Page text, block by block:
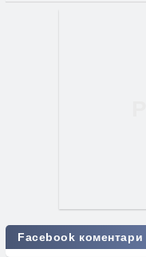
Facebook коментари